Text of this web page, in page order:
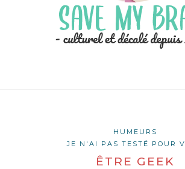
HUMEURS
JE N'AI PAS TESTÉ POUR
ÊTRE GEEK